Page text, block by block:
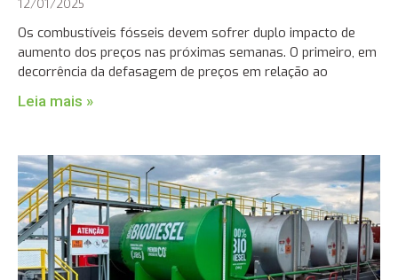
Os combustíveis fósseis devem sofrer duplo impacto de
aumento dos preços nas próximas semanas. O primeiro, em
decorrência da defasagem de preços em relação ao
Leia mais »